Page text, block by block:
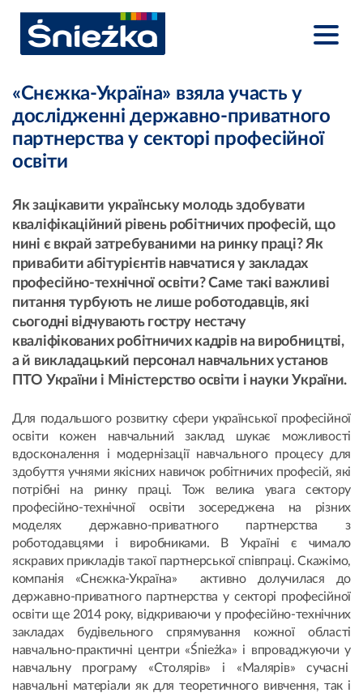
«Снєжка-Україна» взяла участь у
дослідженні державно-приватного
партнерства у секторі професійної
освіти
Як зацікавити українську молодь здобувати
кваліфікаційний рівень робітничих професій, що
нині є вкрай затребуваними на ринку праці? Як
привабити абітурієнтів навчатися у закладах
професійно-технічної освіти? Саме такі важливі
питання турбують не лише роботодавців, які
сьогодні відчувають гостру нестачу
кваліфікованих робітничих кадрів на виробництві,
а й викладацький персонал навчальних установ
ПТО України і Міністерство освіти і науки України.
Для подальшого розвитку сфери української професійної
освіти кожен навчальний заклад шукає можливості
вдосконалення і модернізації навчального процесу для
здобуття учнями якісних навичок робітничих професій, які
потрібні на ринку праці. Тож велика увага сектору
професійно-технічної освіти зосереджена на різних
моделях державно-приватного партнерства з
роботодавцями і виробниками. В Україні є чимало
яскравих прикладів такої партнерської співпраці. Скажімо,
компанія «Снєжка-Україна» активно долучилася до
державно-приватного партнерства у секторі професійної
освіти ще 2014 року, відкриваючи у професійно-технічних
закладах будівельного спрямування кожної області
навчально-практичні центри «Śnieżka» і впроваджуючи у
навчальну програму «Столярів» і «Малярів» сучасні
навчальні матеріали як для теоретичного вивчення, так і